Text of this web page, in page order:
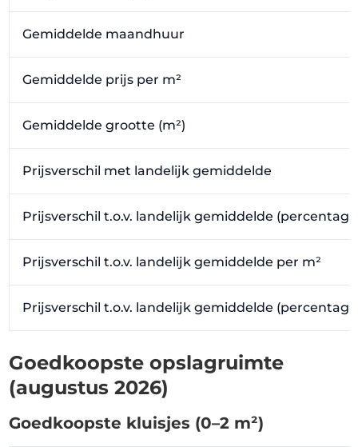
Gemiddelde maandhuur
Gemiddelde prijs per m²
Gemiddelde grootte (m²)
Prijsverschil met landelijk gemiddelde
Prijsverschil t.o.v. landelijk gemiddelde
Prijsverschil t.o.v. landelijk gemiddelde per m²
Prijsverschil t.o.v. landelijk gemiddelde
Goedkoopste opslagruimte
(augustus 2026)
Goedkoopste kluisjes (0–2 m²)